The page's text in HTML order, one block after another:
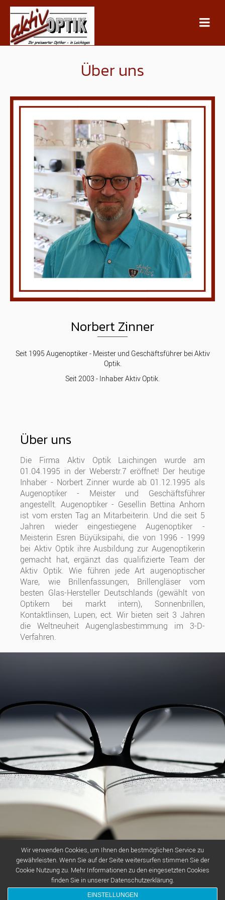
Über uns
Norbert Zinner
Seit 1995 Augenoptiker - Meister und Geschäftsführer bei Aktiv
Optik.
Seit 2003 - Inhaber Aktiv Optik.
Über uns
Die Firma Aktiv Optik Laichingen wurde am
01.04.1995 in der Weberstr.7 eröffnet! Der heutige
Inhaber - Norbert Zinner wurde ab 01.12.1995 als
Augenoptiker - Meister und Geschäftsführer
angestellt. Augenoptiker - Gesellin Bettina Anhorn
ist vom ersten Tag an Mitarbeiterin. Und die seit 5
Jahren wieder eingestiegene Augenoptiker -
Meisterin Esren Büyüksipahi, die von 1996 - 1999
bei Aktiv Optik ihre Ausbildung zur Augenoptikerin
gemacht hat, ergänzt das qualifizierte Team der
Aktiv Optik. Wie führen jede Art augenoptischer
Ware, wie Brillenfassungen, Brillengläser vom
besten Glas-Hersteller Deutschlands (gewählt von
Optikern bei markt intern), Sonnenbrillen,
Kontaktlinsen, Lupen, ect. Wir bieten seit 3 Jahren
die Weltneuheit Augenglasbestimmung im 3-D-
Verfahren.
Wir verwenden Cookies, um Ihnen den bestmöglichen Service zu
gewährleisten. Wenn Sie auf der Seite weitersurfen stimmen Sie der
Cookie Nutzung zu. Mehr Informationen zu den eingesetzten Cookies
finden Sie in unserer Datenschutzerklärung.
EINSTELLUNGEN